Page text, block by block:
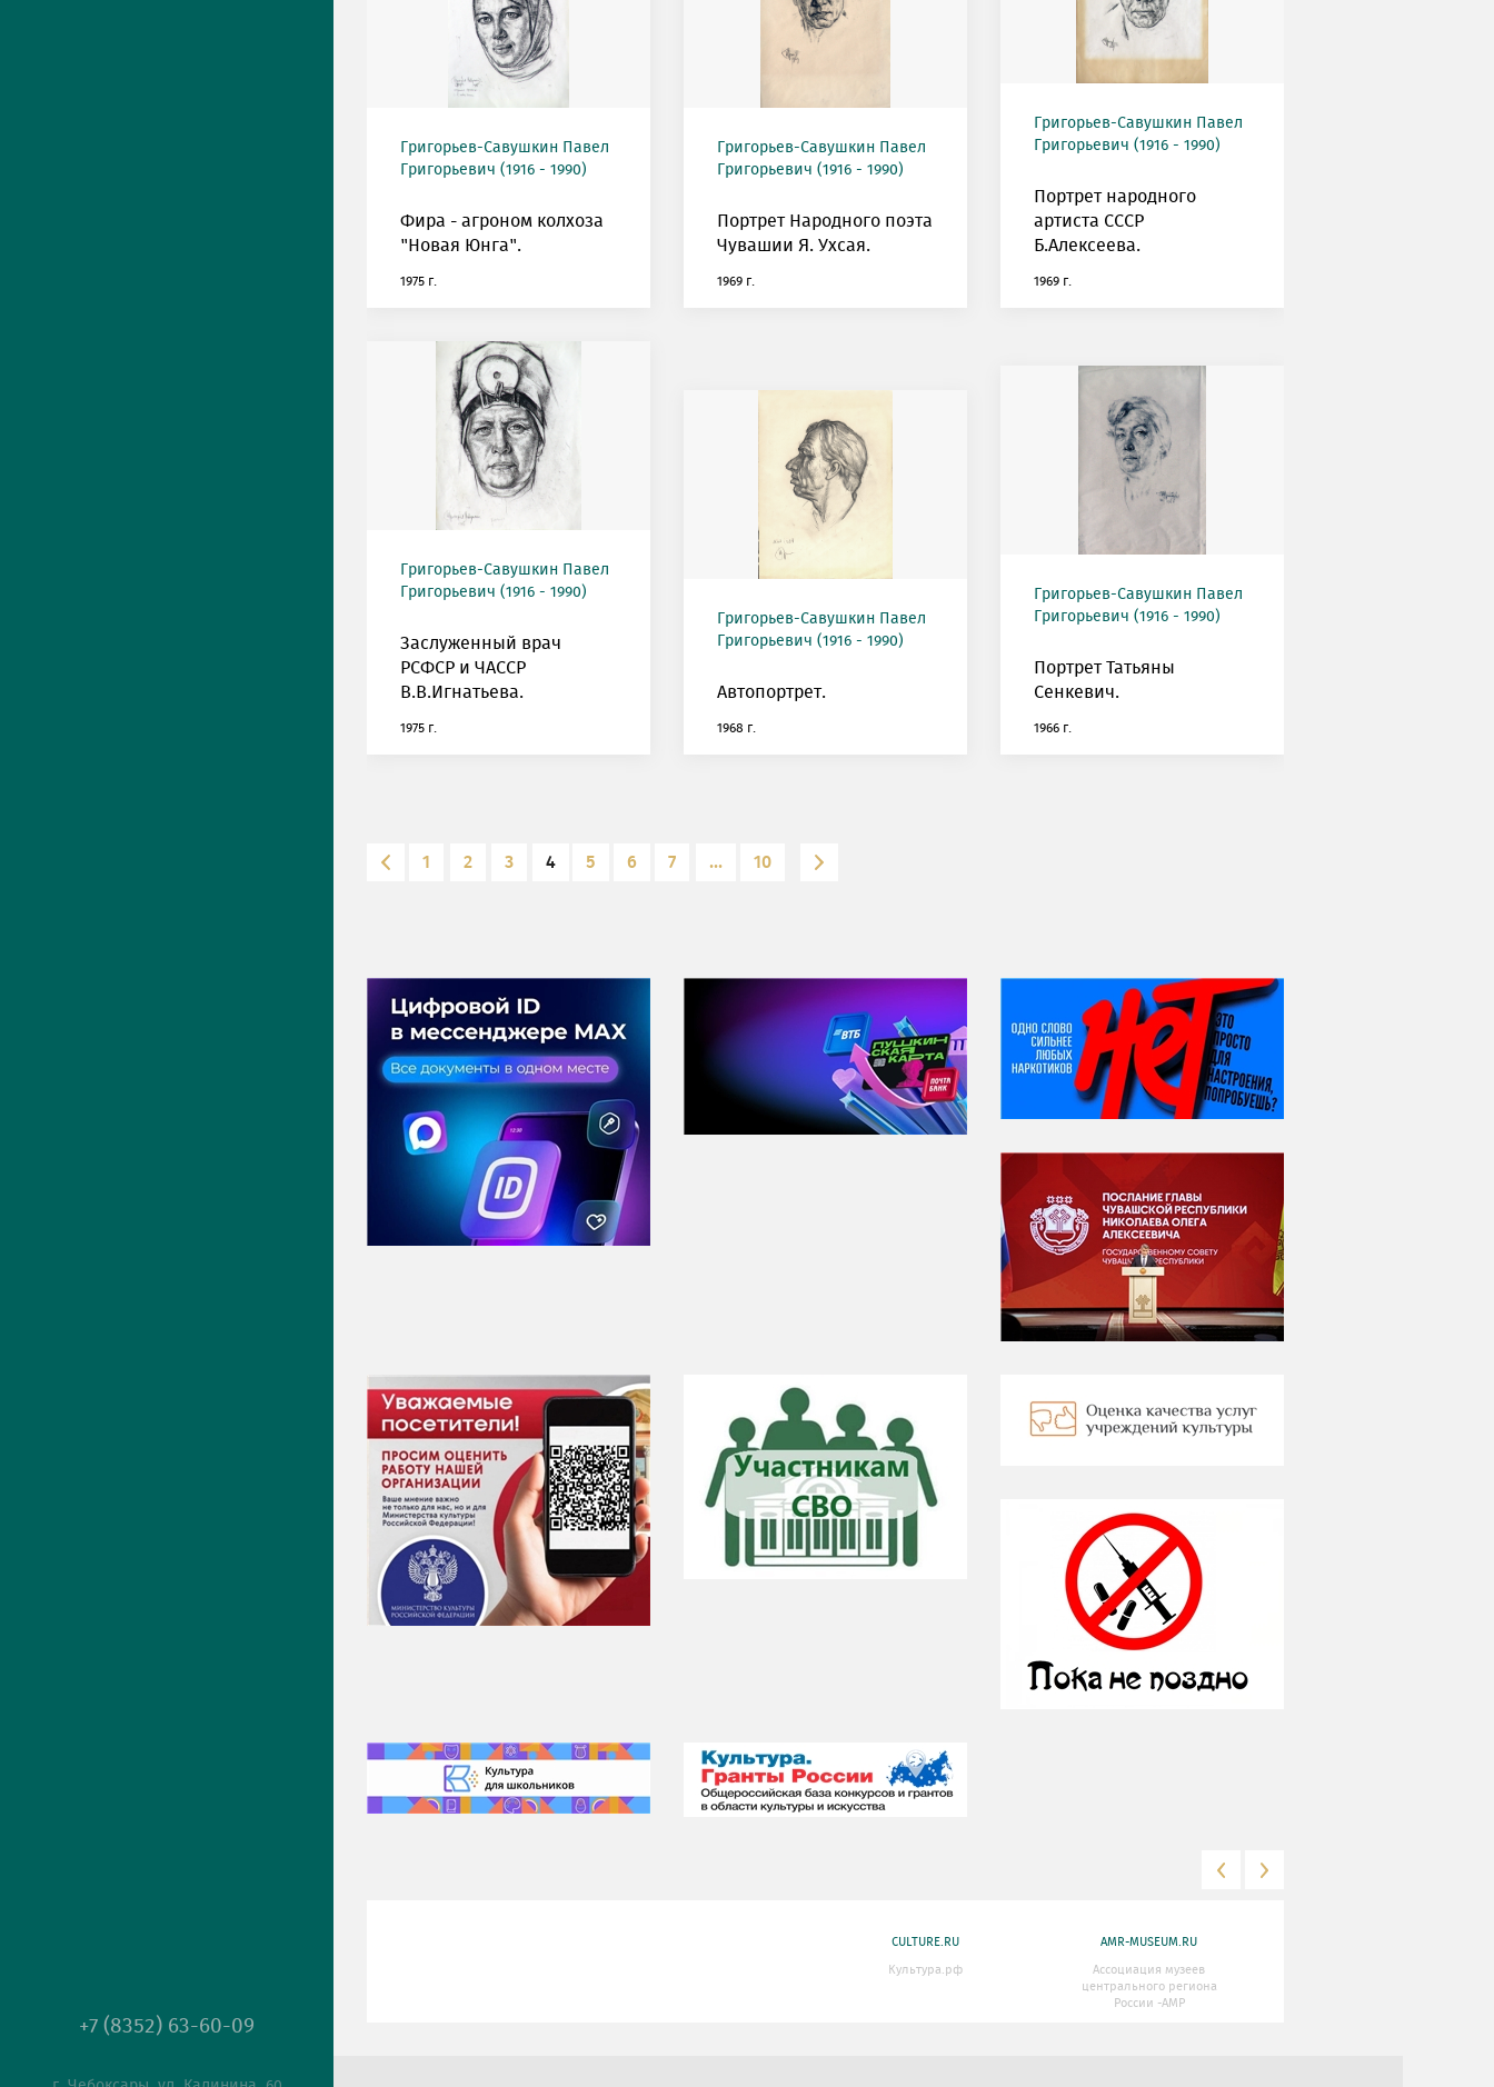
+7 (8352) 63-60-09
Григорьев-Савушкин Павел
Григорьевич (1916 - 1990)
Фира - агроном колхоза
"Новая Юнга".
1975 г.
Григорьев-Савушкин Павел
Григорьевич (1916 - 1990)
Портрет Народного поэта
Чувашии Я. Ухсая.
1969 г.
Григорьев-Савушкин Павел
Григорьевич (1916 - 1990)
Портрет народного
артиста СССР
Б.Алексеева.
1969 г.
Григорьев-Савушкин Павел
Григорьевич (1916 - 1990)
Заслуженный врач
РСФСР и ЧАССР
В.В.Игнатьева.
1975 г.
Григорьев-Савушкин Павел
Григорьевич (1916 - 1990)
Автопортрет.
1968 г.
Григорьев-Савушкин Павел
Григорьевич (1916 - 1990)
Портрет Татьяны
Сенкевич.
1966 г.
1 2 3 4 5 6 7 ... 10
НИ ДНЯ БЕЗ ДАТЫ...
08 августа
ВСЕМИРНЫЙ ДЕНЬ
КОШЕК
CULTURE.RU
Культура.рф
AMR-MUSEUM.RU
Ассоциация музеев
центрального региона
России -АМР